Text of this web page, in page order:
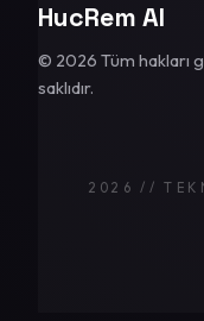
HucRem AI
© 2026 Tüm hakları
saklıdır.
2026 //